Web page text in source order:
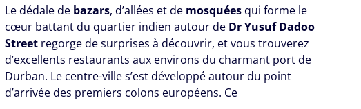
Le dédale de bazars, d’allées et de mosquées qui forme le
cœur battant du quartier indien autour de Dr Yusuf Dadoo
Street regorge de surprises à découvrir, et vous trouverez
d’excellents restaurants aux environs du charmant port de
Durban. Le centre-ville s’est développé autour du point
d’arrivée des premiers colons européens. Ce